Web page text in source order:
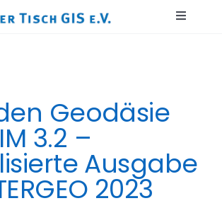
Toggle
Aktuelles
Publikationen
Geodäsie
3.2 –
Ausgabe
2023